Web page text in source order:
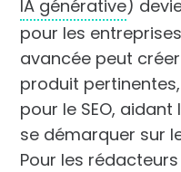
IA générative)
pour les
avancée peut
produit
pour le SEO,
se démarquer sur
Pour les rédacteurs